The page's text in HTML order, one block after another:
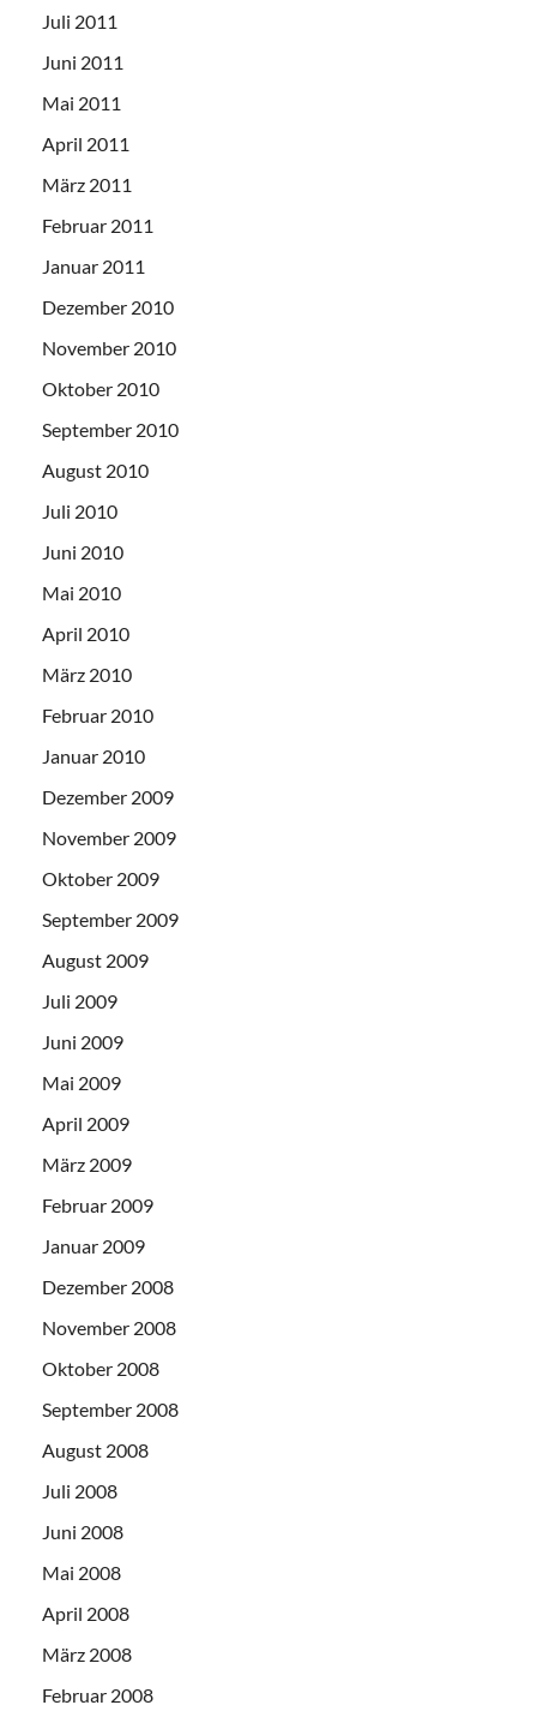
Juli 2011
Juni 2011
Mai 2011
April 2011
März 2011
Februar 2011
Januar 2011
Dezember 2010
November 2010
Oktober 2010
September 2010
August 2010
Juli 2010
Juni 2010
Mai 2010
April 2010
März 2010
Februar 2010
Januar 2010
Dezember 2009
November 2009
Oktober 2009
September 2009
August 2009
Juli 2009
Juni 2009
Mai 2009
April 2009
März 2009
Februar 2009
Januar 2009
Dezember 2008
November 2008
Oktober 2008
September 2008
August 2008
Juli 2008
Juni 2008
Mai 2008
April 2008
März 2008
Februar 2008